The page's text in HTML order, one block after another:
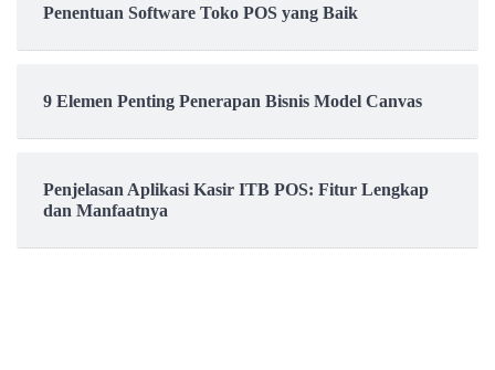
Penentuan Software Toko POS yang Baik
9 Elemen Penting Penerapan Bisnis Model Canvas
Penjelasan Aplikasi Kasir ITB POS: Fitur Lengkap
dan Manfaatnya